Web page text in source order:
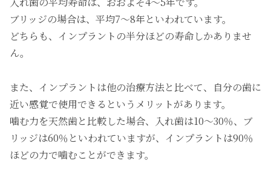
ブリッジの場合は、平均7～8年といわれています。
どちらも、インプラントの半分ほどの寿命しかありませ
ん。
また、インプラントは他の治療方法と比べて、自分の歯に
近い感覚で使用できるというメリットがあります。
噛む力を天然歯と比較した場合、入れ歯は10～30％、ブ
リッジは60％といわれていますが、インプラントは90％
ほどの力で噛むことができます。